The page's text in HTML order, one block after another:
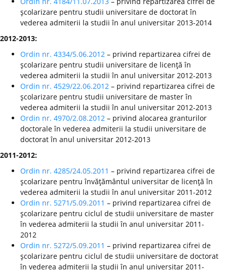
şcolarizare pentru studii universitare de doctorat în
vederea admiterii la studii în anul universitar 2013-2014
2012-2013:
Ordin nr. 4334/5.06.2012 – privind repartizarea cifrei de
şcolarizare pentru studii universitare de licenţă în
vederea admiterii la studii în anul universitar 2012-2013
Ordin nr. 4529/22.06.2012 – privind repartizarea cifrei de
şcolarizare pentru studii universitare de master în
vederea admiterii la studii în anul universitar 2012-2013
Ordin nr. 4970/2.08.2012 – privind alocarea granturilor
doctorale în vederea admiterii la studii universitare de
doctorat în anul universitar 2012-2013
2011-2012:
Ordin nr. 4285/24.05.2011 – privind repartizarea cifrei de
şcolarizare pentru învăţământul universitar de licenţă în
vederea admiterii la studii în anul universitar 2011-2012
Ordin nr. 5271/5.09.2011 – privind repartizarea cifrei de
şcolarizare pentru ciclul de studii universitare de master
în vederea admiterii la studii în anul universitar 2011-
2012
Ordin nr. 5272/5.09.2011 – privind repartizarea cifrei de
şcolarizare pentru ciclul de studii universitare de doctorat
în vederea admiterii la studii în anul universitar 2011-